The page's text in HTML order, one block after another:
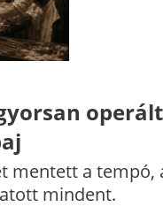
mentett a tempó,
mindent.